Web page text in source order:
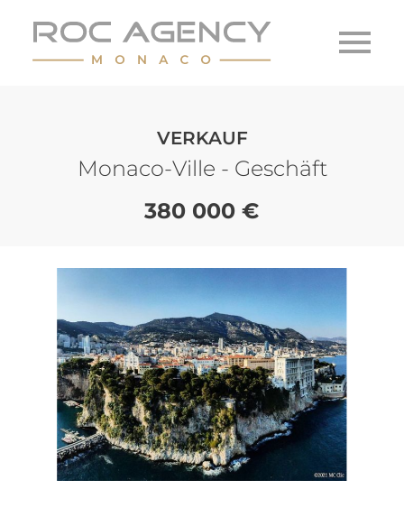
VERKAUF
Monaco-Ville - Geschäft
380 000 €